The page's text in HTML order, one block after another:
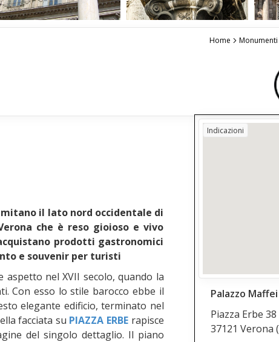
Home Monumenti
il lato nord occidentale di
che è reso gioioso e vivo
prodotti gastronomici
e souvenir per turisti
aspetto nel XVII secolo, quando la
Con esso lo stile barocco ebbe il
elegante edificio, terminato nel
facciata su PIAZZA ERBErapisce
del singolo dettaglio. Il piano
Indicazioni
Palazzo Maffei
Piazza Erbe 38
37121 Verona